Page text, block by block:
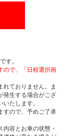
す。
ので、「日程選択画
ておりません。ま
発生する場合がござ
たします。
すので、予めご了承
容とお車の状態・